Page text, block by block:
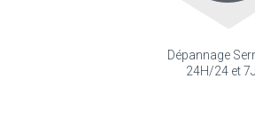
Dépannage
24H/24 et